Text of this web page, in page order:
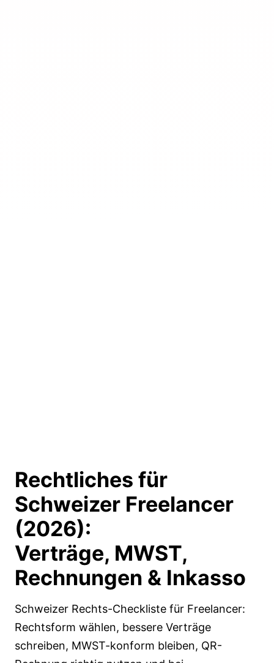
Rechtliches für
Schweizer Freelancer
(2026):
Verträge, MWST,
Rechnungen & Inkasso
Schweizer Rechts-Checkliste für Freelancer:
Rechtsform wählen, bessere Verträge
schreiben, MWST-konform bleiben, QR-